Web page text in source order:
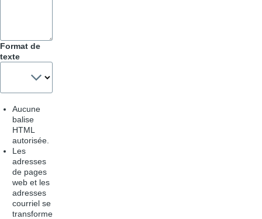
Format de
texte
Aucune
balise
HTML
autorisée.
Les
adresses
de pages
web et les
adresses
courriel se
transforme